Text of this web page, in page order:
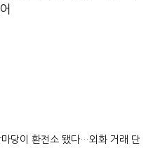
당이 환전소 됐다…외화 거래 단